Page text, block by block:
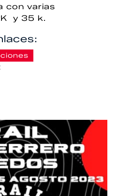
con varias
y 35 k.